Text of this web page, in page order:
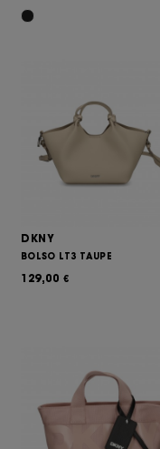
DKNY
BOLSO LT3 TAUPE
129,00 €